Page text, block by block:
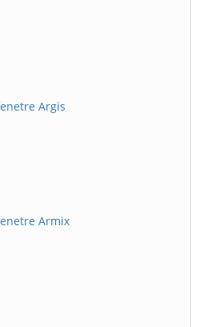
Argis
Armix